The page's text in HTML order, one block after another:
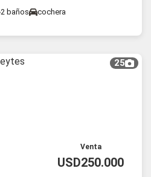
2 baños cochera
25
Venta
USD250.000